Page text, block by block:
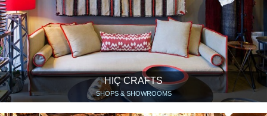
HIÇ CRAFTS
SHOPS & SHOWROOMS